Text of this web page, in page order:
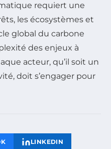
requiert une
les écosystèmes et
global du carbone
des enjeux à
acteur, qu’il soit un
doit s’engager pour
LINKEDIN